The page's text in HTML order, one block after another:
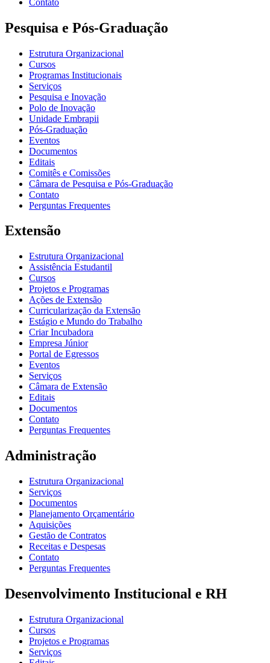
Pesquisa e Pós-Graduação
Estrutura Organizacional
Cursos
Programas Institucionais
Serviços
Pesquisa e Inovação
Polo de Inovação
Unidade Embrapii
Pós-Graduação
Eventos
Documentos
Editais
Comitês e Comissões
Câmara de Pesquisa e Pós-Graduação
Contato
Perguntas Frequentes
Extensão
Estrutura Organizacional
Assistência Estudantil
Cursos
Projetos e Programas
Ações de Extensão
Curricularização da Extensão
Estágio e Mundo do Trabalho
Criar Incubadora
Empresa Júnior
Portal de Egressos
Eventos
Serviços
Câmara de Extensão
Editais
Documentos
Contato
Perguntas Frequentes
Administração
Estrutura Organizacional
Serviços
Documentos
Planejamento Orçamentário
Aquisições
Gestão de Contratos
Receitas e Despesas
Contato
Perguntas Frequentes
Desenvolvimento Institucional e RH
Estrutura Organizacional
Cursos
Projetos e Programas
Serviços